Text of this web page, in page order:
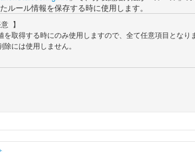
ルール情報を保存する時に使用します。